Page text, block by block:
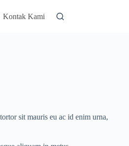
Kontak Kami
sit mauris eu ac id enim urna,